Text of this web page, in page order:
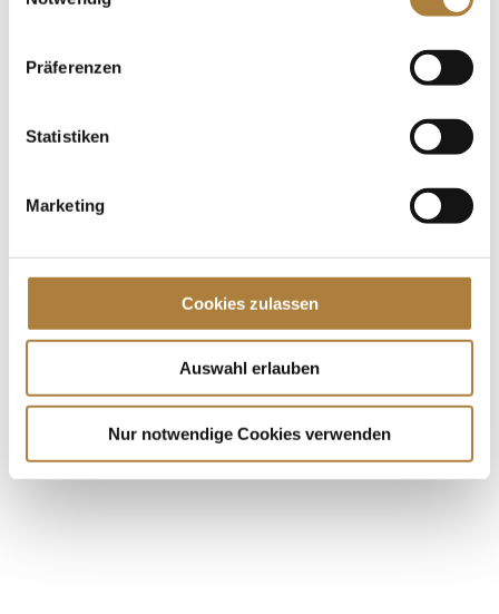
Präferenzen
Statistiken
Marketing
Cookies zulassen
Auswahl erlauben
Nur notwendige Cookies verwenden